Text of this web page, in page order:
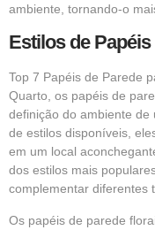
ambiente, tornando-o
Estilos de
Top 7 Papéis de Parede
Quarto, os papéis de
definição do ambiente
de estilos disponíveis,
em um local
dos estilos mais
complementar diferentes
Os papéis de parede